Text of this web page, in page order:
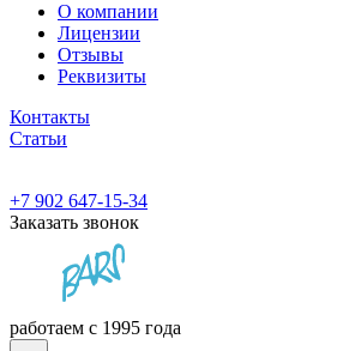
О компании
Лицензии
Отзывы
Реквизиты
Контакты
Статьи
+7 902 647-15-34
Заказать звонок
работаем с 1995 года